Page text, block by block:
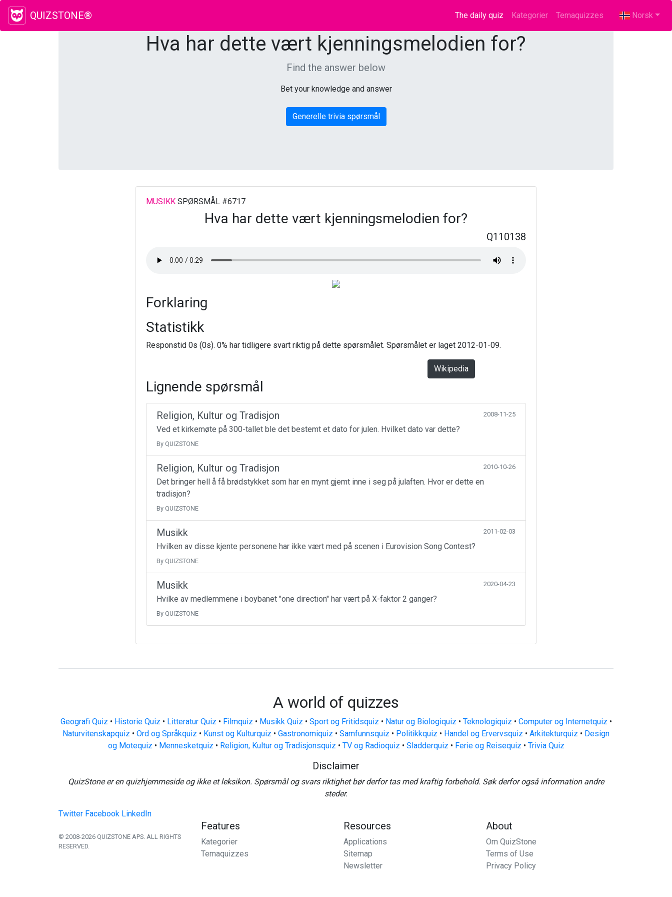
QUIZSTONE® The daily quiz (current)
Kategorier Temaquizzes Norsk
Hva har dette vært kjenningsmelodien for?
Find the answer below
Bet your knowledge and answer
Generelle trivia spørsmål
MUSIKKSPØRSMÅL #6717
Hva har dette vært kjenningsmelodien for?
Q110138
Forklaring
Statistikk
Responstid 0s (0s). 0% har tidligere svart riktig på dette spørsmålet. Spørsmålet er laget 2012-01-09.
Wikipedia
Lignende spørsmål
Religion, Kultur og Tradisjon 2008-11-25
Ved et kirkemøte på 300-tallet ble det bestemt et dato for julen. Hvilket dato var dette?
By QUIZSTONE
Religion, Kultur og Tradisjon 2010-10-26
Det bringer hell å få brødstykket som har en mynt gjemt inne i seg på julaften. Hvor er dette en
tradisjon?
By QUIZSTONE
Musikk 2011-02-03
Hvilken av disse kjente personene har ikke vært med på scenen i Eurovision Song Contest?
By QUIZSTONE
Musikk 2020-04-23
Hvilke av medlemmene i boybanet "one direction" har vært på X-faktor 2 ganger?
By QUIZSTONE
A world of quizzes
Geografi Quiz • Historie Quiz • Litteratur Quiz • Filmquiz • Musikk Quiz • Sport og Fritidsquiz • Natur og Biologiquiz • Teknologiquiz • Computer og Internetquiz •
Naturvitenskapquiz • Ord og Språkquiz • Kunst og Kulturquiz • Gastronomiquiz • Samfunnsquiz • Politikkquiz • Handel og Ervervsquiz • Arkitekturquiz • Design
og Motequiz • Mennesketquiz • Religion, Kultur og Tradisjonsquiz • TV og Radioquiz • Sladderquiz • Ferie og Reisequiz • Trivia Quiz
Disclaimer
QuizStone er en quizhjemmeside og ikke et leksikon. Spørsmål og svars riktighet bør derfor tas med kraftig forbehold. Søk derfor også information andre
steder.
Twitter Facebook LinkedIn
© 2008-2026 QUIZSTONE APS. ALL RIGHTS
RESERVED.
Features
Kategorier
Temaquizzes
Resources
Applications
Sitemap
Newsletter
About
Om QuizStone
Terms of Use
Privacy Policy